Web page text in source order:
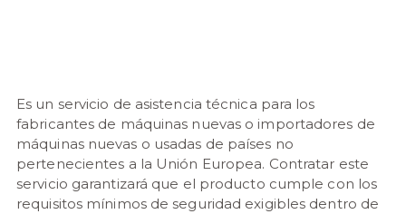
Es un servicio de asistencia técnica para los
fabricantes de máquinas nuevas o importadores de
máquinas nuevas o usadas de países no
pertenecientes a la Unión Europea. Contratar este
servicio garantizará que el producto cumple con los
requisitos mínimos de seguridad exigibles dentro de